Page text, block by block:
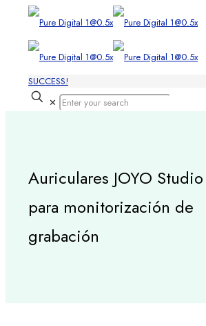
SUCCESS!
✕
Auriculares JOYO Studio
para monitorización de
grabación